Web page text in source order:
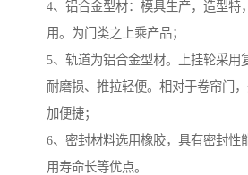
4、铝合金型材：模具生产，造型特
用。为门类之上乘产品；
5、轨道为铝合金型材。上挂轮采用
耐磨损、推拉轻便。相对于卷帘门
加便捷；
6、密封材料选用橡胶，具有密封性
用寿命长等优点。